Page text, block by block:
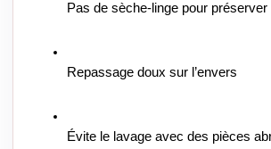
Pas de sèche-linge pour
Repassage doux sur l’envers
Évite le lavage avec des pièces